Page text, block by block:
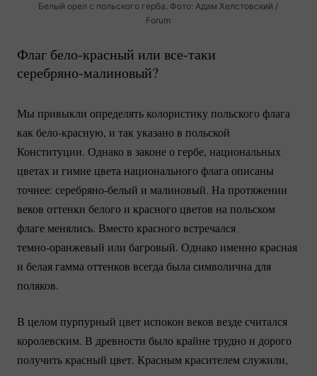
Белый орел с польского герба. Фото: Адам Хелстовский /
Forum
Флаг бело-красный или все-таки
серебряно-малиновый?
Мы привыкли определять колористику польского флага
как бело-красную, и так указано в польской
Конституции. Однако в законе о гербе, национальных
цветах и гимне цвета национального флага описаны
точнее: серебряно-белый и малиновый. На протяжении
веков оттенки белого и красного цветов на польском
флаге менялись. Вместо красного встречался
темно-оранжевый или багровый. Однако именно красная
и белая гамма оттенков всегда была символична для
поляков.
В целом пурпурный цвет испокон веков везде считался
королевским. В древности было крайне трудно и дорого
получить красный цвет. Красным красителем служили,